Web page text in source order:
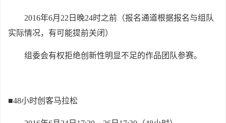
2016年6月22日晚24时之前（报名通道根据报名与组队
实际情况，有可能提前关闭）
组委会有权拒绝创新性明显不足的作品团队参赛。
■48小时创客马拉松